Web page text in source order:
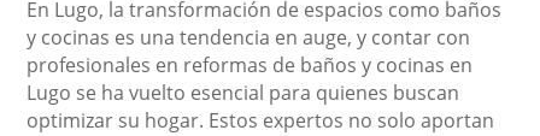
En Lugo, la transformación de espacios como baños
y cocinas es una tendencia en auge, y contar con
profesionales en reformas de baños y cocinas en
Lugo se ha vuelto esencial para quienes buscan
optimizar su hogar. Estos expertos no solo aportan